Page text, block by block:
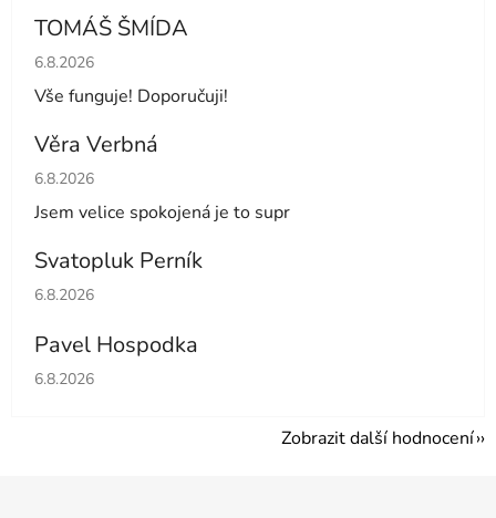
TOMÁŠ ŠMÍDA
Hodnocení obchodu je 5 z 5 hvězdiček.
6.8.2026
Vše funguje! Doporučuji!
Věra Verbná
Hodnocení obchodu je 5 z 5 hvězdiček.
6.8.2026
Jsem velice spokojená je to supr
Svatopluk Perník
Hodnocení obchodu je 5 z 5 hvězdiček.
6.8.2026
Pavel Hospodka
Hodnocení obchodu je 5 z 5 hvězdiček.
6.8.2026
Zobrazit další hodnocení